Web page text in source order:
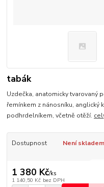
tabák
Uzdečka, anatomicky tvarovaný
řemínkem z nánosníku, anglický
podhrdelníkem, včetně otěží.
Dostupnost Není skladem
1 380 Kč/ks
1 140,50 Kč bez DPH